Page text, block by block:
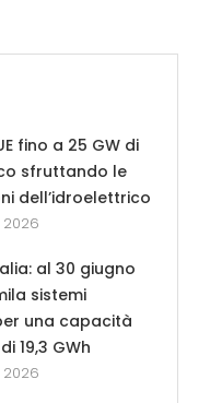
fino a 25 GW di
sfruttando le
dell’idroelettrico
2026
al 30 giugno
sistemi
una capacità
19,3 GWh
2026